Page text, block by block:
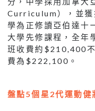
Curriculum），並獲
學為正修讀亞伯達十
大學先修課程，全年
班收費約$210,400
費為$222,100。
盤點5個星2代運動健